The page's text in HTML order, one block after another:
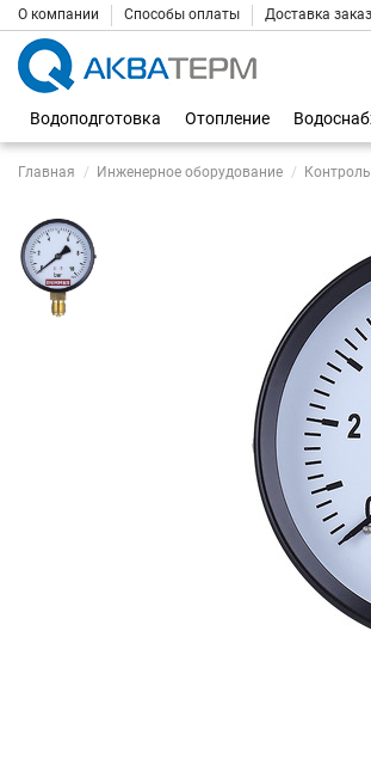
О компании Способы оплаты Доставка
Водоподготовка
Отопление
Главная Инженерное оборудование